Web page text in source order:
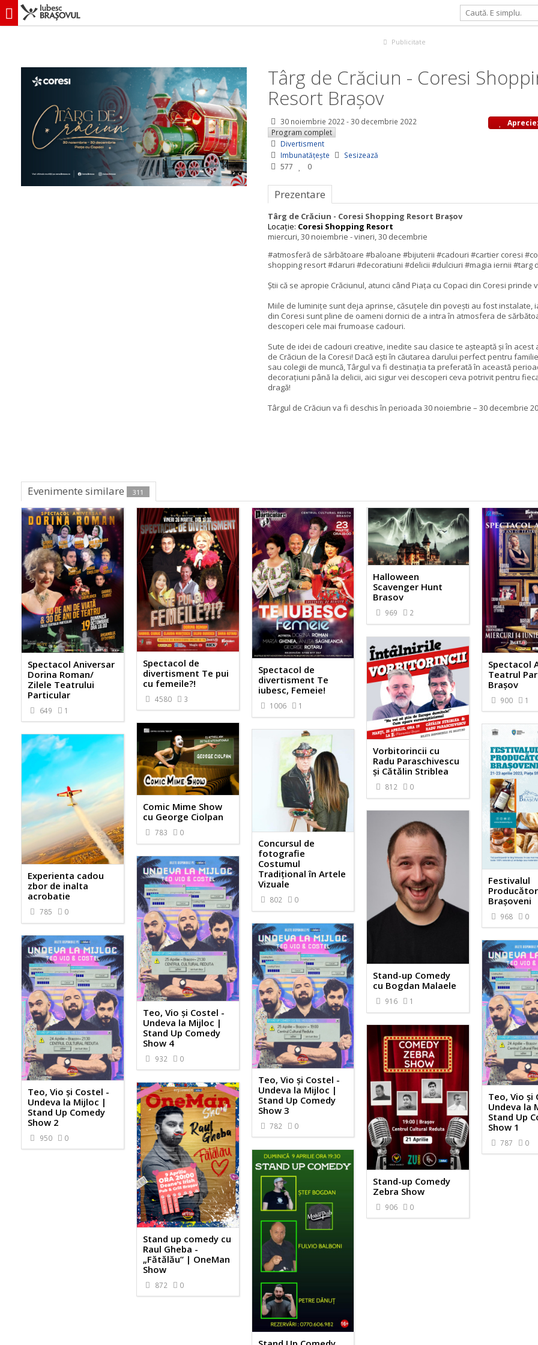
iubescbraşovul.ro
Publicitate
Târg de Crăciun - Coresi
Resort Brașov
30 noiembrie 2022-30 decembrie 2022
Program complet
Divertisment
Imbunatățește
Sesizează
577
0
Prezentare
Târg de Crăciun - Coresi Shopping Resort Brașov
Locație: Coresi Shopping Resort
miercuri, 30 noiembrie - vineri, 30 decembrie
#atmosferă de sărbătoare #baloane #bijuterii #cadouri #cartier coresi
shopping resort #daruri #decoratiuni #delicii #dulciuri #magia iernii #targ
Știi că se apropie Crăciunul, atunci când Piața cu Copaci din Coresi prinde
Miile de luminițe sunt deja aprinse, căsuțele din povești au fost instalate,
din Coresi sunt pline de oameni dornici de a intra în atmosfera de
descoperi cele mai frumoase cadouri.
Sute de idei de cadouri creative, inedite sau clasice te așteaptă și în acest
de Crăciun de la Coresi! Dacă ești în căutarea darului perfect pentru
sau colegii de muncă, Târgul va fi destinația ta preferată în această
decorațiuni până la delicii, aici sigur vei descoperi ceva potrivit pentru
dragă!
Târgul de Crăciun va fi deschis în perioada 30 noiembrie – 30 decembrie
Evenimente similare 311
Spectacol Aniversar
Dorina Roman/
Zilele Teatrului
Particular
649 1
Spectacol de
divertisment Te pui
cu femeile?!
4580 3
Spectacol de
divertisment Te
iubesc, Femeie!
1006 1
Halloween
Scavenger Hunt
Brasov
969 2
Spectacol
Teatrul
Brașov
900 1
Vorbitorincii cu
Radu Paraschivescu
și Cătălin Striblea
812 0
Comic Mime Show
cu George Ciolpan
783 0
Festivalul
Brașoveni
968 0
Concursul de
fotografie
Costumul
Tradițional în Artele
Vizuale
802 0
Experienta cadou
zbor de inalta
acrobatie
785 0
Stand-up Comedy
cu Bogdan Malaele
916 1
Teo, Vio și Costel -
Undeva la Mijloc |
Stand Up Comedy
Show 4
932 0
Teo, Vio și Costel -
Undeva la Mijloc |
Stand Up Comedy
Show 3
782 0
Teo, Vio și Costel -
Undeva la Mijloc |
Stand Up Comedy
Show 2
950 0
Teo, Vio și
Undeva la
Stand Up
Show 1
787 0
Stand-up Comedy
Zebra Show
906 0
Stand up comedy cu
Raul Gheba -
„Fătălău” | OneMan
Show
872 0